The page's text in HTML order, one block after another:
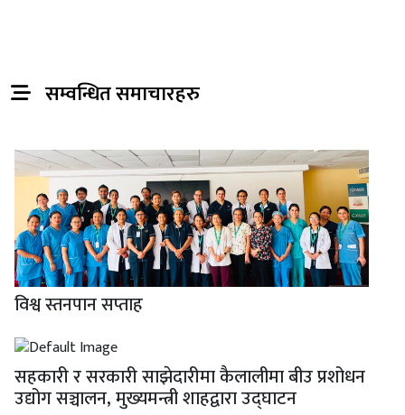
सम्वन्धित समाचारहरु
विश्व स्तनपान सप्ताह
सहकारी र सरकारी साझेदारीमा कैलालीमा बीउ प्रशोधन
उद्योग सञ्चालन, मुख्यमन्त्री शाहद्वारा उद्घाटन